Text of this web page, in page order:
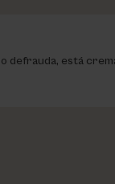
defrauda, está